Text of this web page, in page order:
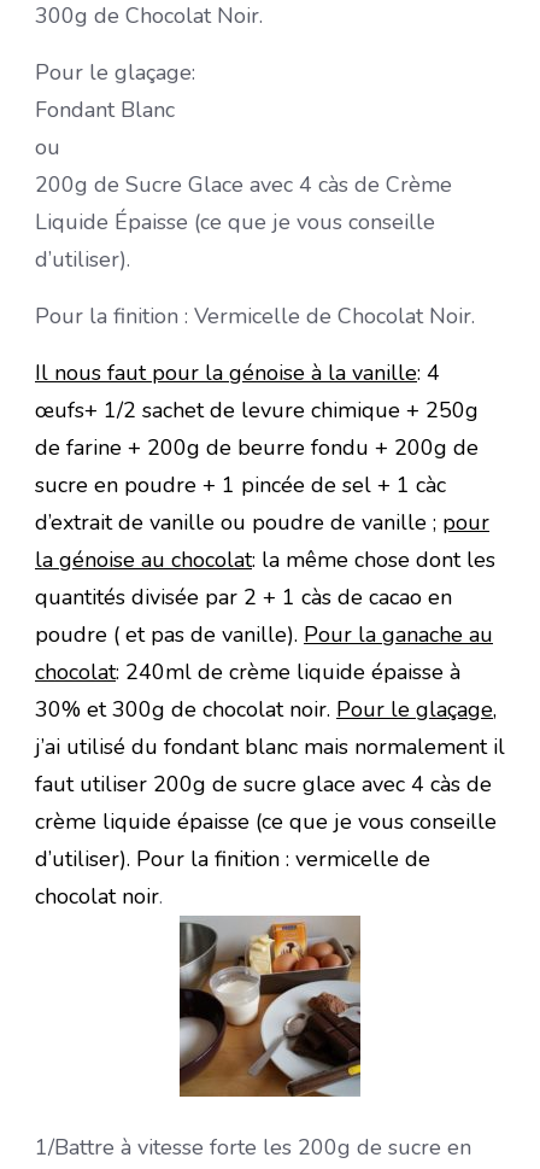
300g de Chocolat Noir.
Pour le glaçage:
Fondant Blanc
ou
200g de Sucre Glace avec 4 càs de Crème
Liquide Épaisse (ce que je vous conseille
d’utiliser).
Pour la finition : Vermicelle de Chocolat Noir.
Il nous faut pour la génoise à la vanille: 4
œufs+ 1/2 sachet de levure chimique + 250g
de farine + 200g de beurre fondu + 200g de
sucre en poudre + 1 pincée de sel + 1 càc
d’extrait de vanille ou poudre de vanille ; pour
la génoise au chocolat: la même chose dont les
quantités divisée par 2 + 1 càs de cacao en
poudre ( et pas de vanille). Pour la ganache au
chocolat: 240ml de crème liquide épaisse à
30% et 300g de chocolat noir. Pour le glaçage,
j’ai utilisé du fondant blanc mais normalement il
faut utiliser 200g de sucre glace avec 4 càs de
crème liquide épaisse (ce que je vous conseille
d’utiliser). Pour la finition : vermicelle de
chocolat noir.
1/Battre à vitesse forte les 200g de sucre en